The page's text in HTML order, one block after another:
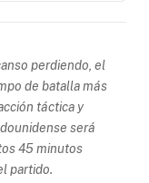
perdiendo, el
de batalla más
táctica y
será
45 minutos
partido.